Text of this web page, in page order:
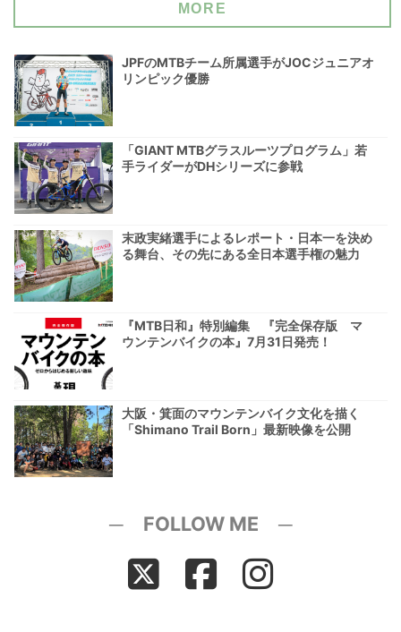
MORE
JPFのMTBチーム所属選手がJOCジュニアオ
リンピック優勝
「GIANT MTBグラスルーツプログラム」若
手ライダーがDHシリーズに参戦
末政実緒選手によるレポート・日本一を決め
る舞台、その先にある全日本選手権の魅力
『MTB日和』特別編集 『完全保存版 マ
ウンテンバイクの本』7月31日発売！
大阪・箕面のマウンテンバイク文化を描く
「Shimano Trail Born」最新映像を公開
─ FOLLOW ME ─